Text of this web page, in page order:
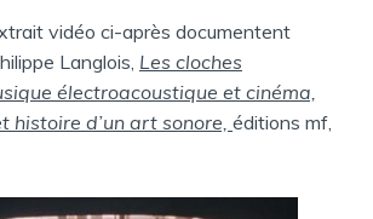
vidéo ci-après documentent
Langlois, Les cloches
électroacoustique et cinéma,
histoire d’un art sonore, éditions mf,